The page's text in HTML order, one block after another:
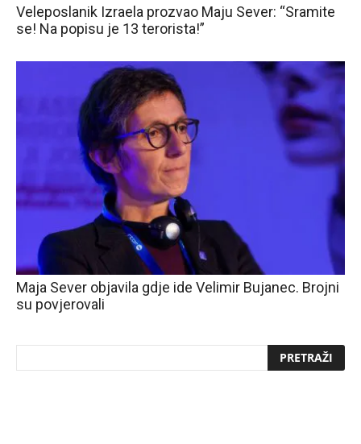
Veleposlanik Izraela prozvao Maju Sever: “Sramite
se! Na popisu je 13 terorista!”
Maja Sever objavila gdje ide Velimir Bujanec. Brojni
su povjerovali